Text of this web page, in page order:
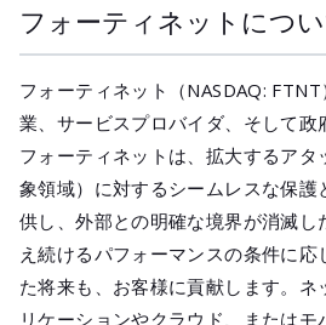
フォーティネットにつ
フォーティネット（NASDAQ:
業、サービスプロバイダ、そして政
フォーティネットは、拡大するア
象領域）に対するシームレスな保護
供し、外部との明確な境界が消滅
え続けるパフォーマンスの条件に応
た将来も、お客様に貢献します。
リケーションやクラウド、またはモ